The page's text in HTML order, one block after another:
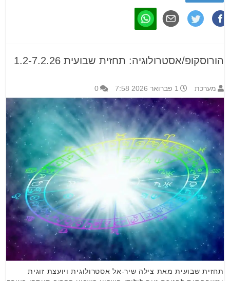
הורוסקופ/אסטרולוגיה: תחזית שבועית 1.2-7.2.26
מערכת 1 פברואר 2026 7:58 0
תחזית שבועית מאת צילה שיר-אל אסטרולוגית ויועצת זוגית